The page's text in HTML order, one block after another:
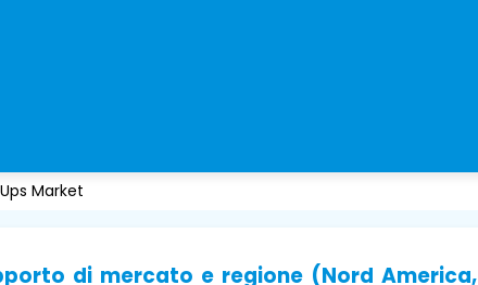
Market
di mercato e regione (Nord America,